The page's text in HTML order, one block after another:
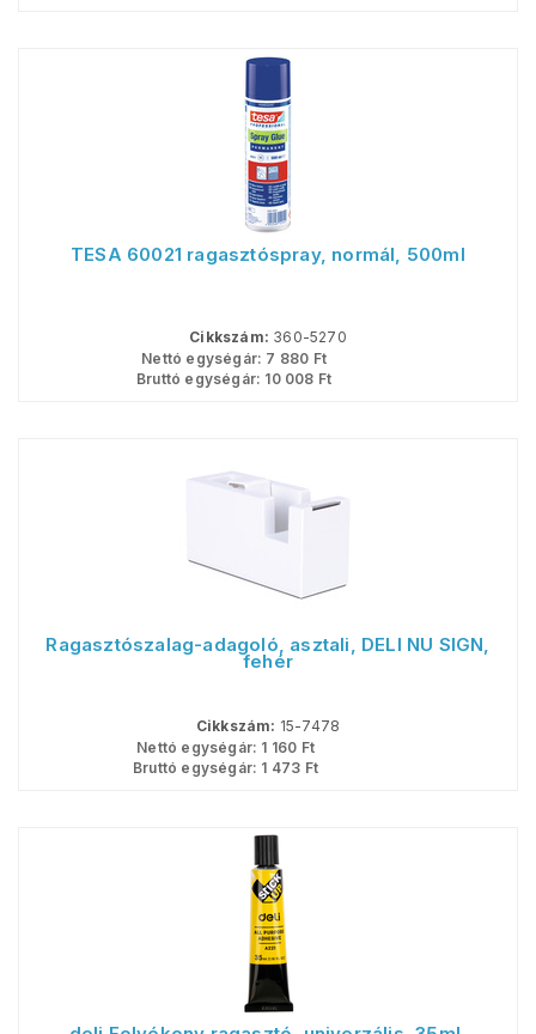
TESA 60021 ragasztóspray, normál, 500ml
Cikkszám: 360-5270
Nettó egységár: 7 880 Ft
Bruttó egységár: 10 008 Ft
Ragasztószalag-adagoló, asztali, DELI NU SIGN,
fehér
Cikkszám: 15-7478
Nettó egységár: 1 160 Ft
Bruttó egységár: 1 473 Ft